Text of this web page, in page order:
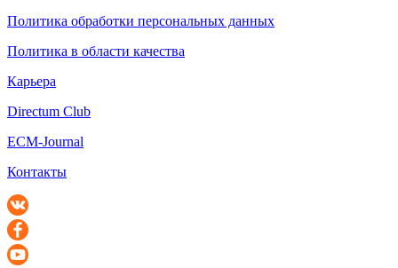
Политика обработки персональных данных
Политика в области качества
Карьера
Directum Club
ECM-Journal
Контакты